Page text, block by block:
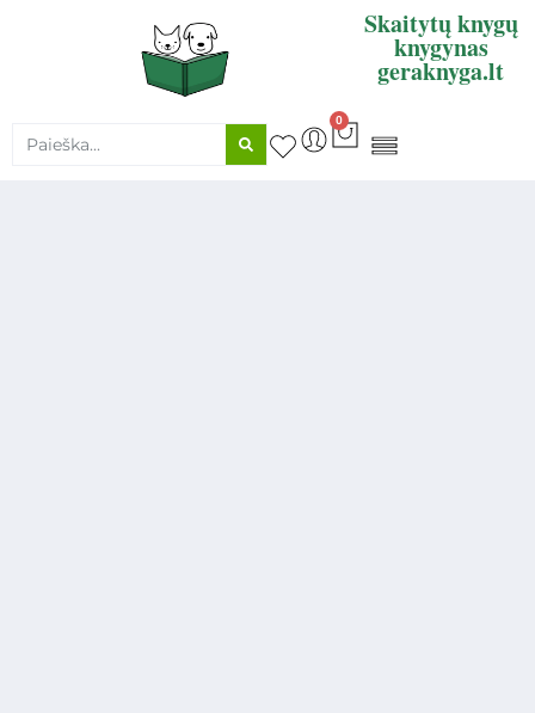
Skaitytų knygų
knygynas
geraknyga.lt
0